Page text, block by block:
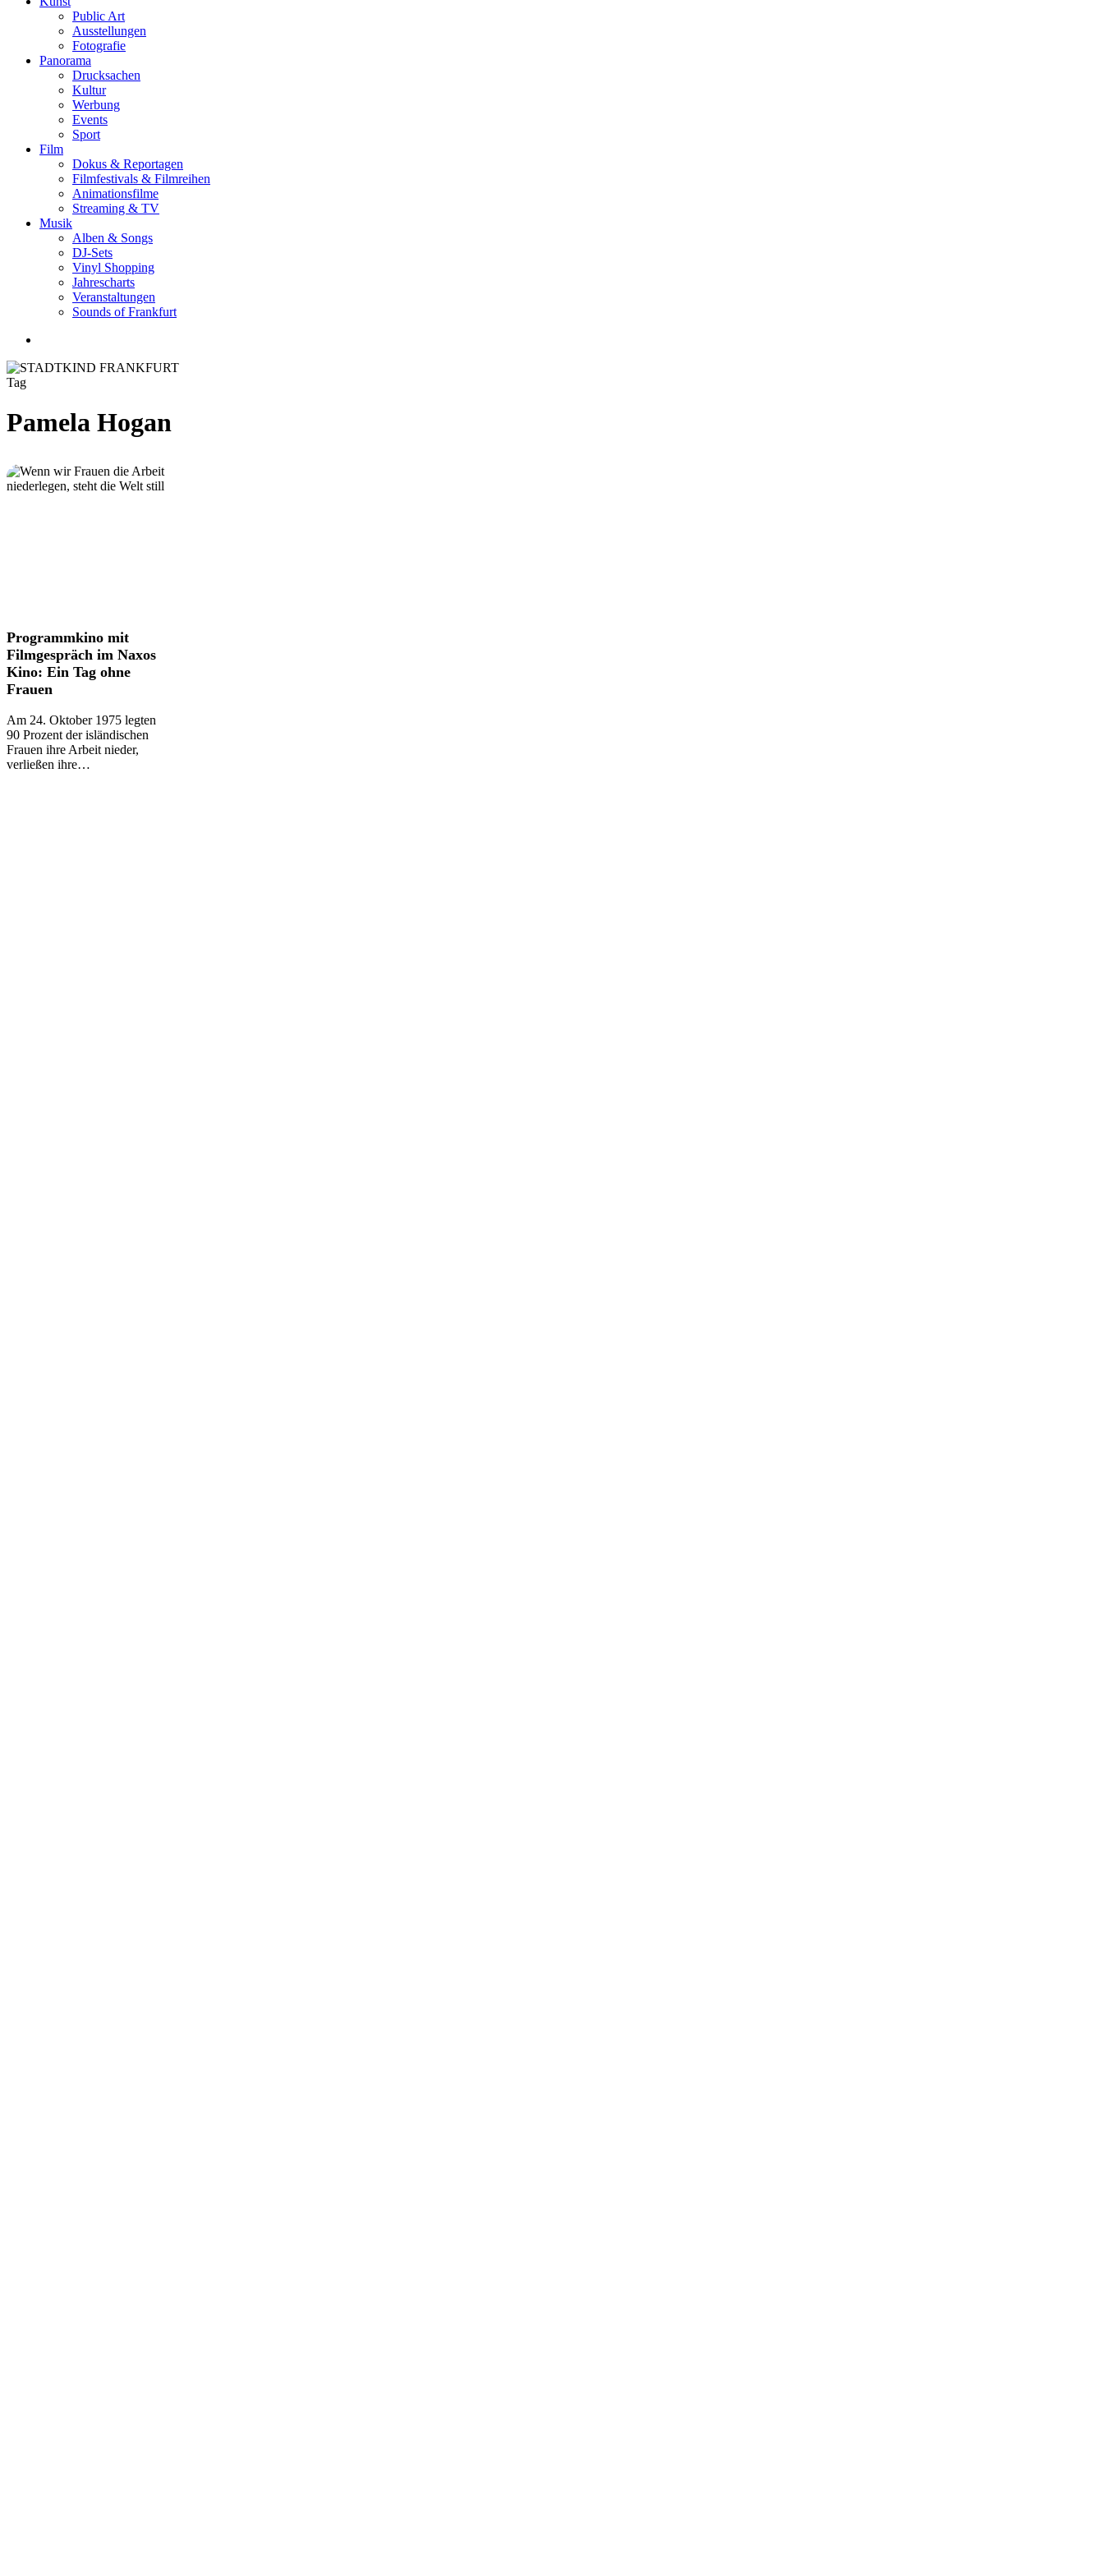
Public Art
Ausstellungen
Fotografie
Panorama
Drucksachen
Kultur
Werbung
Events
Sport
Film
Dokus & Reportagen
Filmfestivals & Filmreihen
Animationsfilme
Streaming & TV
Musik
Alben & Songs
DJ-Sets
Vinyl Shopping
Jahrescharts
Veranstaltungen
Sounds of Frankfurt
Tag
Pamela Hogan
Programmkino
mit
Filmgespräch
im
Naxos
Ein
Tag
ohne
Frauen
Programmkino mit
Filmgespräch im Naxos
Kino: Ein Tag ohne
Frauen
Am 24. Oktober 1975 legten
90 Prozent der isländischen
Frauen ihre Arbeit nieder,
verließen ihre…